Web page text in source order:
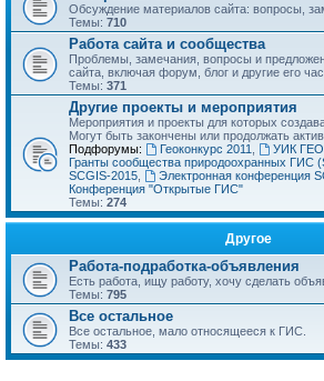
Обсуждение материалов сайта: вопросы,
Темы: 710
Работа сайта и сообщества
Проблемы, замечания, вопросы и
сайта, включая форум, блог и другие его
Темы: 371
Другие проекты и мероприятия
Мероприятия и проекты для которых
Могут быть закончены или продолжать
Подфорумы:
Геоконкурс 2011 УИК ГЕО
Гранты сообщества природоохранных ГИС
SCGIS-2015
Электронная конференция
Конференция "Открытые ГИС"
Темы: 274
Другое
Работа-подработка-объявления
Есть работа, ищу работу, хочу сделать
Темы: 795
Все остальное
Все остальное, мало относящееся к ГИС.
Темы: 433